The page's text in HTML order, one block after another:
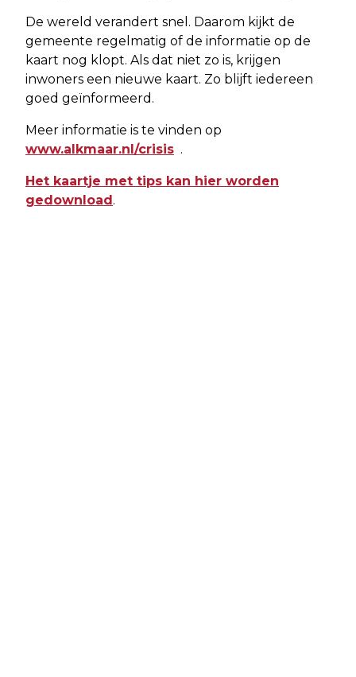
De wereld verandert snel. Daarom kijkt de
gemeente regelmatig of de informatie op de
kaart nog klopt. Als dat niet zo is, krijgen
inwoners een nieuwe kaart. Zo blijft iedereen
goed geïnformeerd.
Meer informatie is te vinden op
www.alkmaar.nl/crisis .
Het kaartje met tips kan hier worden
gedownload.